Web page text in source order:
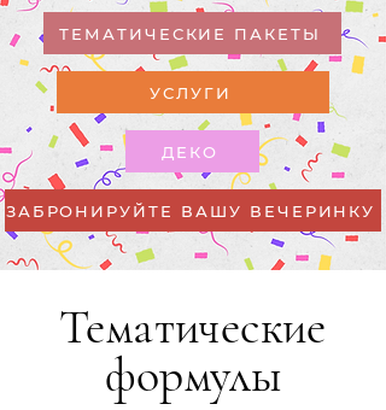
ТЕМАТИЧЕСКИЕ ПАКЕТЫ
УСЛУГИ
ДЕКО
ЗАБРОНИРУЙТЕ ВАШУ ВЕЧЕРИНКУ
Тематические
формулы